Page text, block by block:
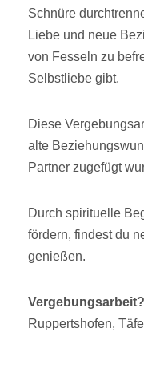
Schnüre
Liebe und neue
von Fesseln zu
Selbstliebe gibt.
Diese
alte
Partner zugefügt
Durch spirituelle
fördern, findest du
genießen.
Vergebungsarbeit?
Ruppertshofen,